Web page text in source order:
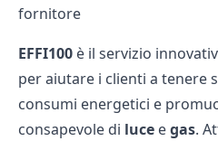
fornitore
EFFI100 è il servizio
per aiutare i clienti a tenere
consumi energetici e
consapevole di luce egas.